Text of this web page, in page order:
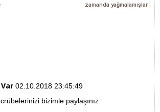
zamanda yağmalamışlar
02.10.2018 23:45:49
bizimle paylaşınız.